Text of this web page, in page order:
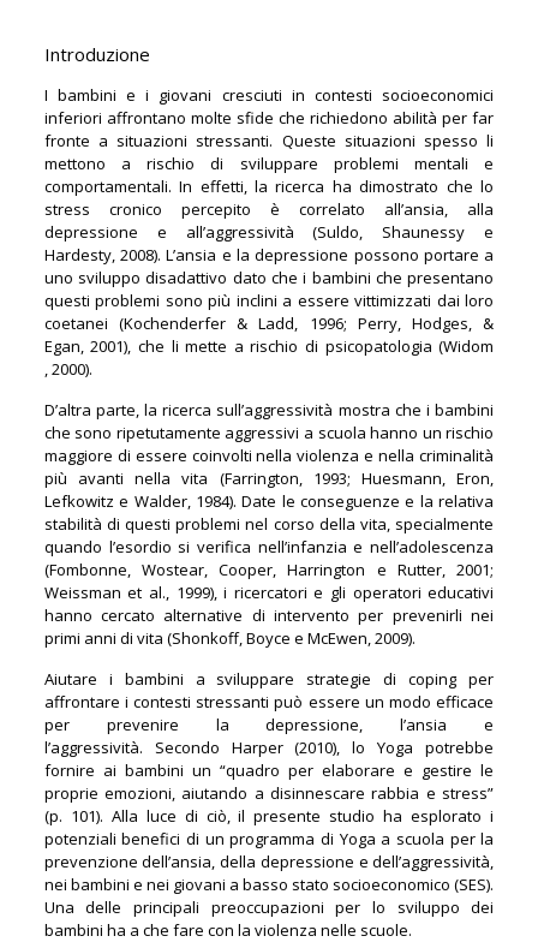
Introduzione
I bambini e i giovani cresciuti in contesti socioeconomici
inferiori affrontano molte sfide che richiedono abilità per far
fronte a situazioni stressanti. Queste situazioni spesso li
mettono a rischio di sviluppare problemi mentali e
comportamentali. In effetti, la ricerca ha dimostrato che lo
stress cronico percepito è correlato all’ansia, alla
depressione e all’aggressività (Suldo, Shaunessy e
Hardesty, 2008). L’ansia e la depressione possono portare a
uno sviluppo disadattivo dato che i bambini che presentano
questi problemi sono più inclini a essere vittimizzati dai loro
coetanei (Kochenderfer & Ladd, 1996; Perry, Hodges, &
Egan, 2001), che li mette a rischio di psicopatologia (Widom
, 2000).
D’altra parte, la ricerca sull’aggressività mostra che i bambini
che sono ripetutamente aggressivi a scuola hanno un rischio
maggiore di essere coinvolti nella violenza e nella criminalità
più avanti nella vita (Farrington, 1993; Huesmann, Eron,
Lefkowitz e Walder, 1984). Date le conseguenze e la relativa
stabilità di questi problemi nel corso della vita, specialmente
quando l’esordio si verifica nell’infanzia e nell’adolescenza
(Fombonne, Wostear, Cooper, Harrington e Rutter, 2001;
Weissman et al., 1999), i ricercatori e gli operatori educativi
hanno cercato alternative di intervento per prevenirli nei
primi anni di vita (Shonkoff, Boyce e McEwen, 2009).
Aiutare i bambini a sviluppare strategie di coping per
affrontare i contesti stressanti può essere un modo efficace
per prevenire la depressione, l’ansia e
l’aggressività. Secondo Harper (2010), lo Yoga potrebbe
fornire ai bambini un “quadro per elaborare e gestire le
proprie emozioni, aiutando a disinnescare rabbia e stress”
(p. 101). Alla luce di ciò, il presente studio ha esplorato i
potenziali benefici di un programma di Yoga a scuola per la
prevenzione dell’ansia, della depressione e dell’aggressività,
nei bambini e nei giovani a basso stato socioeconomico (SES).
Una delle principali preoccupazioni per lo sviluppo dei
bambini ha a che fare con la violenza nelle scuole.